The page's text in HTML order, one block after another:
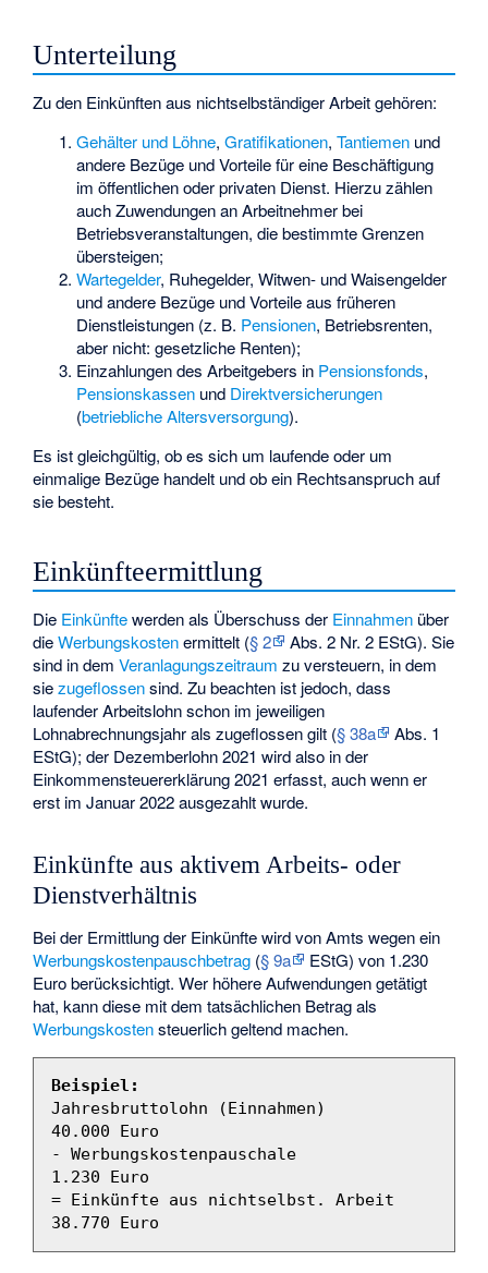
Unterteilung
Zu den Einkünften aus nichtselbständiger Arbeit gehören:
Gehälter und Löhne,Gratifikationen,Tantiemen und
andere Bezüge und Vorteile für eine Beschäftigung
im öffentlichen oder privaten Dienst. Hierzu zählen
auch Zuwendungen an Arbeitnehmer bei
Betriebsveranstaltungen, die bestimmte Grenzen
übersteigen;
Wartegelder, Ruhegelder, Witwen- und Waisengelder
und andere Bezüge und Vorteile aus früheren
Dienstleistungen (z. B. Pensionen, Betriebsrenten,
aber nicht: gesetzliche Renten);
Einzahlungen des Arbeitgebers in Pensionsfonds,
Pensionskassen und Direktversicherungen
(betriebliche Altersversorgung).
Es ist gleichgültig, ob es sich um laufende oder um
einmalige Bezüge handelt und ob ein Rechtsanspruch auf
sie besteht.
Einkünfteermittlung
Die Einkünftewerden als Überschuss der Einnahmen über
dieWerbungskostenermittelt (§ 2
Abs. 2 Nr. 2 EStG). Sie
sind in demVeranlagungszeitraum zu versteuern, in dem
siezugeflossensind. Zu beachten ist jedoch, dass
laufender Arbeitslohn schon im jeweiligen
Lohnabrechnungsjahr als zugeflossen gilt (§ 38a
Abs. 1
EStG); der Dezemberlohn 2021 wird also in der
Einkommensteuererklärung 2021 erfasst, auch wenn er
erst im Januar 2022 ausgezahlt wurde.
Einkünfte aus aktivem Arbeits- oder
Dienstverhältnis
Bei der Ermittlung der Einkünfte wird von Amts wegen ein
Werbungskostenpauschbetrag (§ 9a
EStG) von 1.230
Euro berücksichtigt. Wer höhere Aufwendungen getätigt
hat, kann diese mit dem tatsächlichen Betrag als
Werbungskostensteuerlich geltend machen.
Beispiel:
Jahresbruttolohn (Einnahmen)
40.000 Euro
- Werbungskostenpauschale
1.230 Euro
= Einkünfte aus nichtselbst. Arbeit